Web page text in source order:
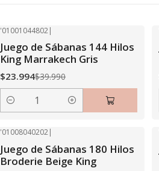
'01001044802|
Juego de Sábanas 144 Hilos
King Marrakech Gris
$23.994$39.990
Cantidad
'01008040202|
Juego de Sábanas 180 Hilos
Broderie Beige King